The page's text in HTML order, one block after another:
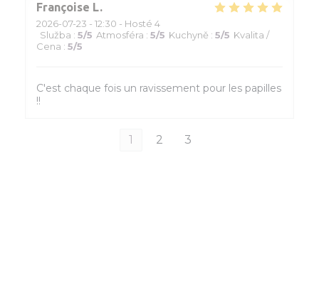
Françoise L
2026-07-23 - 12:30 - Hosté 4
Služba : 5/5 Atmosféra : 5/5 Kuchyně : 5/5 Kvalita /
Cena : 5/5
C'est chaque fois un ravissement pour les papilles
!!
1 2 3